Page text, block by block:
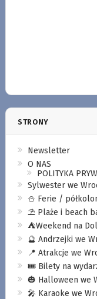
STRONY
Newsletter
O NAS
POLITYKA
Sylwester we
⛄️ Ferie /
⛱️ Plaże i beach
⛺️Weekend na
🔮 Andrzejki we
📍 Atrakcje we
🎟️ Bilety na
🎃 Halloween we
🎤 Karaoke we